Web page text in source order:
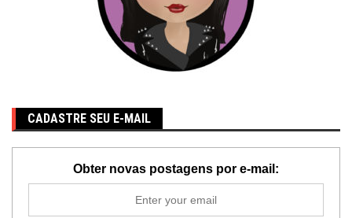
CADASTRE SEU E-MAIL
Obter novas postagens por e-mail: